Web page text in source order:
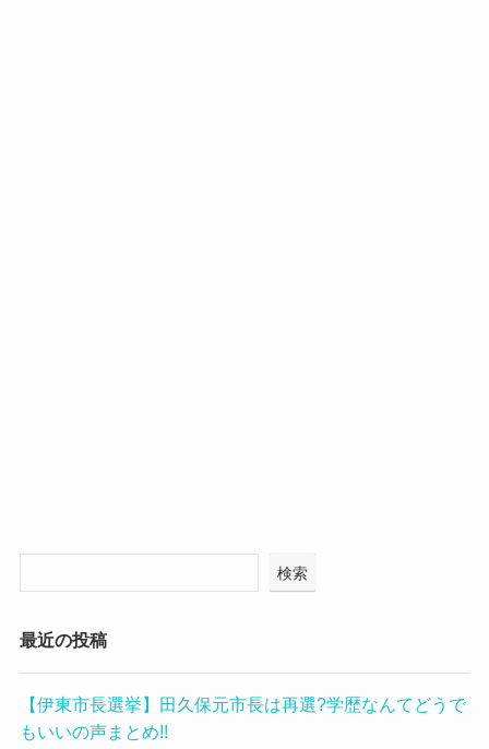
検索
最近の投稿
【伊東市長選挙】田久保元市長は再選?学歴なんてどうで
もいいの声まとめ!!